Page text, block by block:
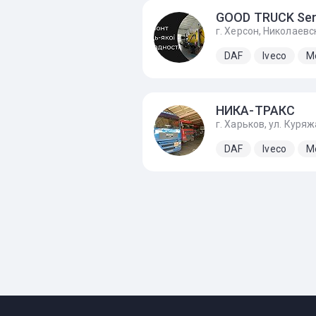
DAF Iveco
НИКА-ТРАКС
DAF Iveco